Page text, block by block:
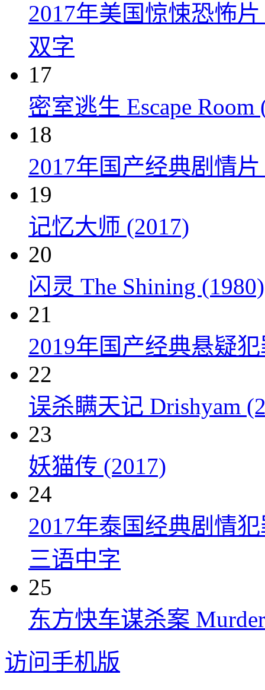
2017年美国惊悚恐怖
双字
17
密室逃生 Escape Room
18
2017年国产经典剧情
19
记忆大师 (2017)
20
闪灵 The Shining (1980)
21
2019年国产经典悬疑
22
误杀瞒天记 Drishyam
23
妖猫传 (2017)
24
2017年泰国经典剧情
三语中字
25
东方快车谋杀案
访问手机版